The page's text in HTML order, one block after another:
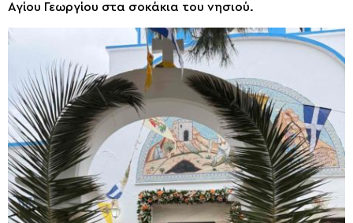
Αγίου Γεωργίου στα σοκάκια του νησιού.